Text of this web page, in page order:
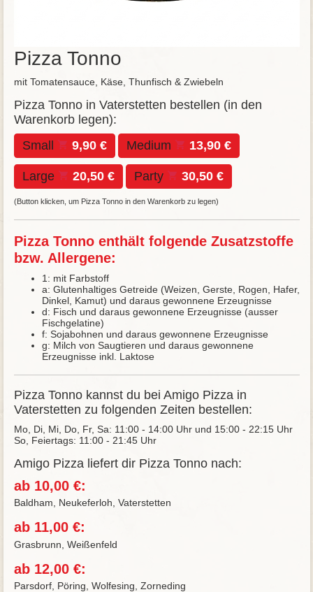
Pizza Tonno
mit Tomatensauce, Käse, Thunfisch & Zwiebeln
Pizza Tonno in Vaterstetten bestellen (in den
Warenkorb legen):
Small
9,90 € Medium 13,90 €
Large 20,50 € Party 30,50 €
(Button klicken, um Pizza Tonno in den Warenkorb zu legen)
Pizza Tonno enthält folgende Zusatzstoffe
bzw. Allergene:
1: mit Farbstoff
a: Glutenhaltiges Getreide (Weizen, Gerste, Rogen, Hafer,
Dinkel, Kamut) und daraus gewonnene Erzeugnisse
d: Fisch und daraus gewonnene Erzeugnisse (ausser
Fischgelatine)
f: Sojabohnen und daraus gewonnene Erzeugnisse
g: Milch von Saugtieren und daraus gewonnene
Erzeugnisse inkl. Laktose
Pizza Tonno kannst du bei Amigo Pizza in
Vaterstetten zu folgenden Zeiten bestellen:
Mo, Di, Mi, Do, Fr, Sa: 11:00 - 14:00 Uhr und 15:00 - 22:15 Uhr
So, Feiertags: 11:00 - 21:45 Uhr
Amigo Pizza liefert dir Pizza Tonno nach:
ab 10,00 €:
Baldham, Neukeferloh, Vaterstetten
ab 11,00 €:
Grasbrunn, Weißenfeld
ab 12,00 €:
Parsdorf, Pöring, Wolfesing, Zorneding